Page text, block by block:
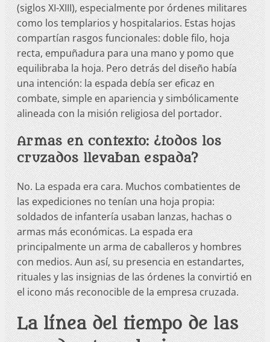
(siglos XI-XIII), especialmente por órdenes militares
como los templarios y hospitalarios. Estas hojas
compartían rasgos funcionales: doble filo, hoja
recta, empuñadura para una mano y pomo que
equilibraba la hoja. Pero detrás del diseño había
una intención: la espada debía ser eficaz en
combate, simple en apariencia y simbólicamente
alineada con la misión religiosa del portador.
Armas en contexto: ¿todos los
cruzados llevaban espada?
No. La espada era cara. Muchos combatientes de
las expediciones no tenían una hoja propia:
soldados de infantería usaban lanzas, hachas o
armas más económicas. La espada era
principalmente un arma de caballeros y hombres
con medios. Aun así, su presencia en estandartes,
rituales y las insignias de las órdenes la convirtió en
el icono más reconocible de la empresa cruzada.
La línea del tiempo de las